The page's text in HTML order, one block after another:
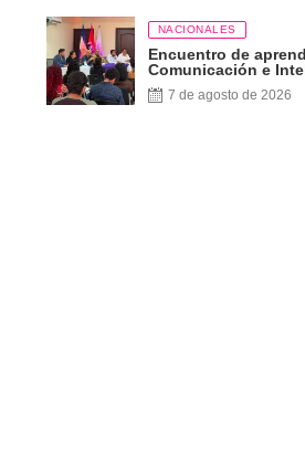
NACIONALES
Encuentro de
Comunicación e
Artificial
7 de agosto de 2026